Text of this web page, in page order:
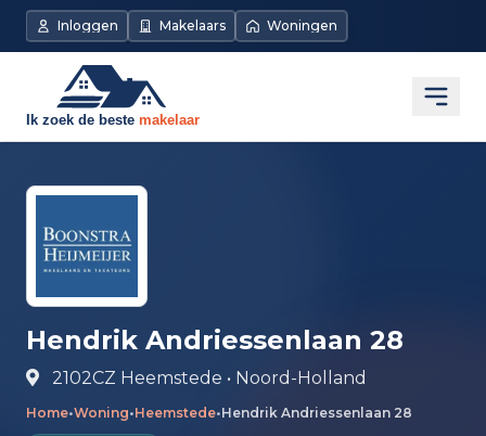
Direct naar de inhoud
Inloggen Makelaars Woningen
Hendrik Andriessenlaan 28
2102CZ Heemstede • Noord-Holland
Home•Woning•Heemstede•Hendrik Andriessenlaan 28